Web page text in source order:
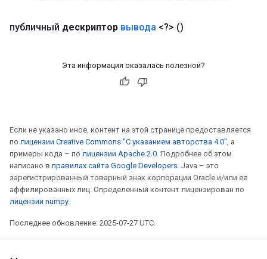
публичный дескриптор вывода <?> ()
Эта информация оказалась полезной?
Если не указано иное, контент на этой странице предоставляется
по лицензии Creative Commons "С указанием авторства 4.0", а
примеры кода – по лицензии Apache 2.0. Подробнее об этом
написано в правилах сайта Google Developers. Java – это
зарегистрированный товарный знак корпорации Oracle и/или ее
аффилированных лиц. Определенный контент лицензирован по
лицензии numpy.
Последнее обновление: 2025-07-27 UTC.